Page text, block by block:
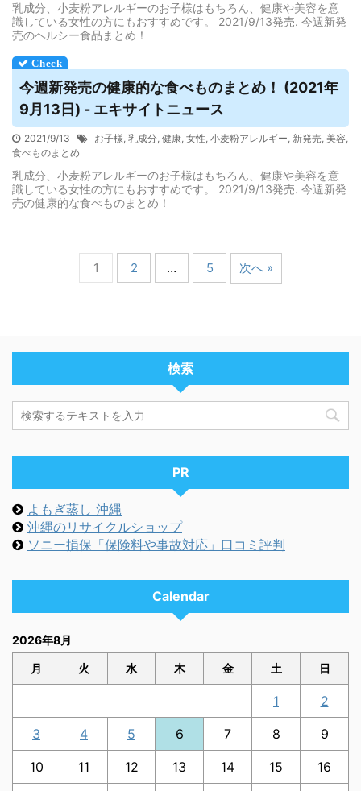
乳成分、小麦粉アレルギーのお子様はもちろん、健康や美容を意
識している女性の方にもおすすめです。 2021/9/13発売. 今週新発
売のヘルシー食品まとめ！
今週新発売の健康的な食べものまとめ！ (2021年
9月13日) - エキサイトニュース
2021/9/13 お子様, 乳成分, 健康, 女性, 小麦粉アレルギー, 新発売, 美容,
食べものまとめ
乳成分、小麦粉アレルギーのお子様はもちろん、健康や美容を意
識している女性の方にもおすすめです。 2021/9/13発売. 今週新発
売の健康的な食べものまとめ！
1 2 … 5 次へ »
検索
PR
よもぎ蒸し 沖縄
沖縄のリサイクルショップ
ソニー損保「保険料や事故対応」口コミ評判
Calendar
2026年8月
月 火 水 木 金 土 日
1 2
3 4 5 6 7 8 9
10 11 12 13 14 15 16